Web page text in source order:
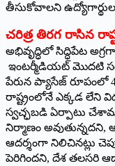
తీసుకోవాలని
చరిత్ర తిరగ రాసిన
అభివృద్ధిలో సిద్ధిపేట
ఇంటర్మీడియట్‌ ‌మొదటి
పేరున ప్యాసేజ్‌ ‌రూపంలో
రాష్ట్రంలోనే ఎక్కడ లేని
స్వచ్ఛబడి ఏర్పాటు
నిర్మాణం అవుతున్నదని,
ఆదర్శంగా నిలిచినట్లు
పెరిగిందని, దేశ తలసరి